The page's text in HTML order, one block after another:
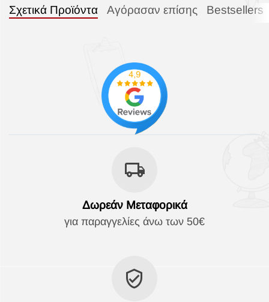
Σχετικά Προϊόντα Αγόρασαν επίσης Bestsellers
Δωρεάν Μεταφορικά
για παραγγελίες άνω των 50€